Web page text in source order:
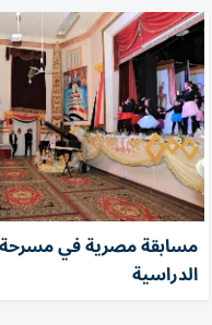
مسابقة مصرية في مسرحة
الدراسية